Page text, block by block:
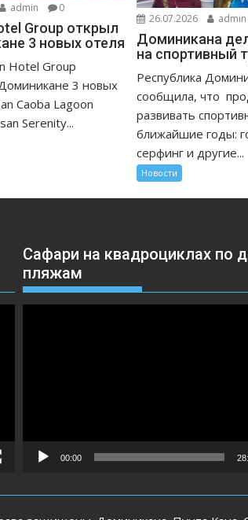
admin 0
Group открыл
3 новых отеля
Hotel Group
3 новых
Caoba Lagoon
Serenity...
26.07.2026 admin
Доминикана
на спортивный
Республика
сообщила, что
развивать
ближайшие годы:
серфинг и другие...
Новости
Сафари на квадроциклах по
пляжам
00:00